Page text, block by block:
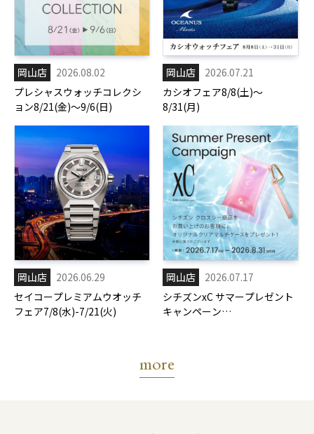
岡山店
2026.08.02
プレシャスウォッチコレクシ
ョン8/21(金)～9/6(日)
岡山店
2026.07.21
カシオフェア8/8(土)～
8/31(月)
岡山店
2026.06.29
セイコープレミアムウオッチ
フェア7/8(水)-7/21(火)
岡山店
2026.07.17
シチズンxC サマープレゼント
キャンペーン
more